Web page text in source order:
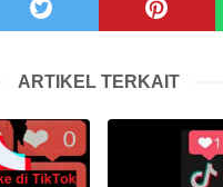
ARTIKEL TERKAIT